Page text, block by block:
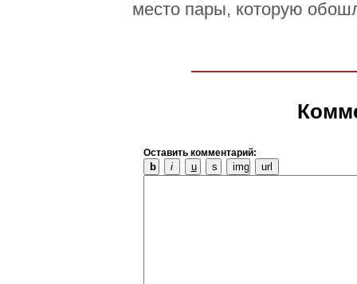
место пары, которую
Оставить комментарий: